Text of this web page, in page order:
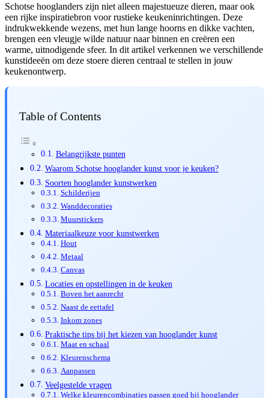
Schotse hooglanders zijn niet alleen majestueuze dieren, maar ook
een rijke inspiratiebron voor rustieke keukeninrichtingen. Deze
indrukwekkende wezens, met hun lange hoorns en dikke vachten,
brengen een vleugje wilde natuur naar binnen en creëren een
warme, uitnodigende sfeer. In dit artikel verkennen we verschillende
kunstideeën om deze stoere dieren centraal te stellen in jouw
keukenontwerp.
Table of Contents
Belangrijkste punten
Waarom Schotse hooglander kunst voor je keuken?
Soorten hooglander kunstwerken
Schilderijen
Wanddecoraties
Muurstickers
Materiaalkeuze voor kunstwerken
Hout
Metaal
Canvas
Locaties en opstellingen in de keuken
Boven het aanrecht
Naast de eettafel
Inkom zones
Praktische tips bij het kiezen van hooglander kunst
Maat en schaal
Kleurenschema
Aanpassen
Veelgestelde vragen
Welke kleurencombinaties passen goed bij hooglander